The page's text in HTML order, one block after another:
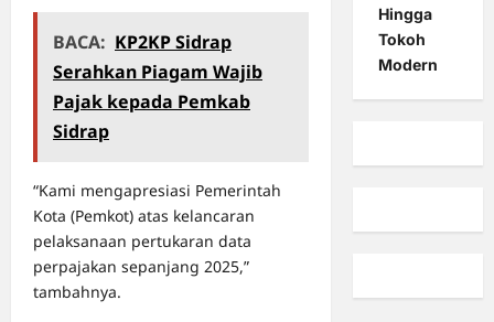
BACA: KP2KP Sidrap
Serahkan Piagam Wajib
Pajak kepada Pemkab
Sidrap
“Kami mengapresiasi Pemerintah
Kota (Pemkot) atas kelancaran
pelaksanaan pertukaran data
perpajakan sepanjang 2025,”
tambahnya.
Hingga
Tokoh
Modern